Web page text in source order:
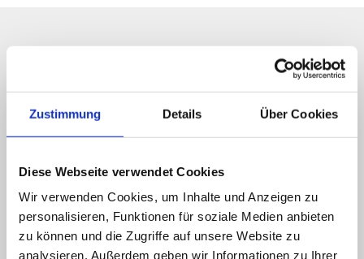
Zustimmung Details Über Cookies
Diese Webseite verwendet Cookies
Wir verwenden Cookies, um Inhalte und Anzeigen zu
personalisieren, Funktionen für soziale Medien anbieten
zu können und die Zugriffe auf unsere Website zu
analysieren. Außerdem geben wir Informationen zu Ihrer
"Der Seestern"
Als der alte Mann bei Sonnenuntergang den Strand
entlang ging, sah er vor sich einen jungen Mann,